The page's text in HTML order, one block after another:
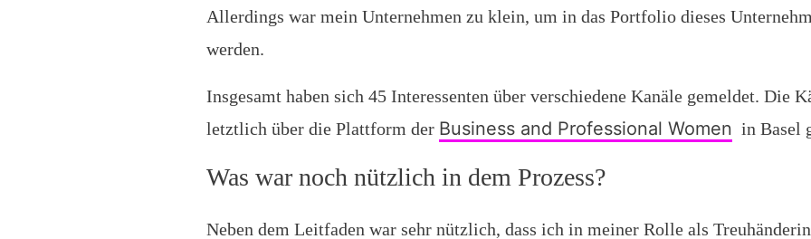
Allerdings war mein Unternehmen zu klein, um in das Portfolio dieses
werden.
Insgesamt haben sich 45 Interessenten über verschiedene Kanäle gemeldet. Die
letztlich über die Plattform der Business and Professional Women in Basel
Was war noch nützlich in dem Prozess?
Neben dem Leitfaden war sehr nützlich, dass ich in meiner Rolle als